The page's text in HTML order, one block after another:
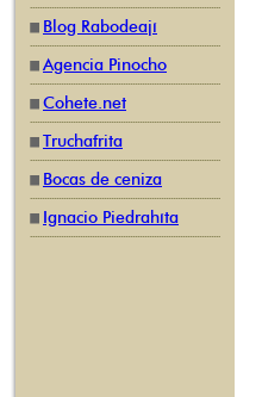
Blog Rabodeají
Agencia Pinocho
Cohete.net
Truchafrita
Bocas de ceniza
Ignacio Piedrahíta